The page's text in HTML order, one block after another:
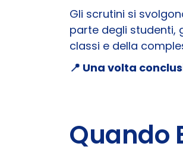
Gli scrutini si
parte degli studenti,
classi e della
📍​ Una volta
Quando